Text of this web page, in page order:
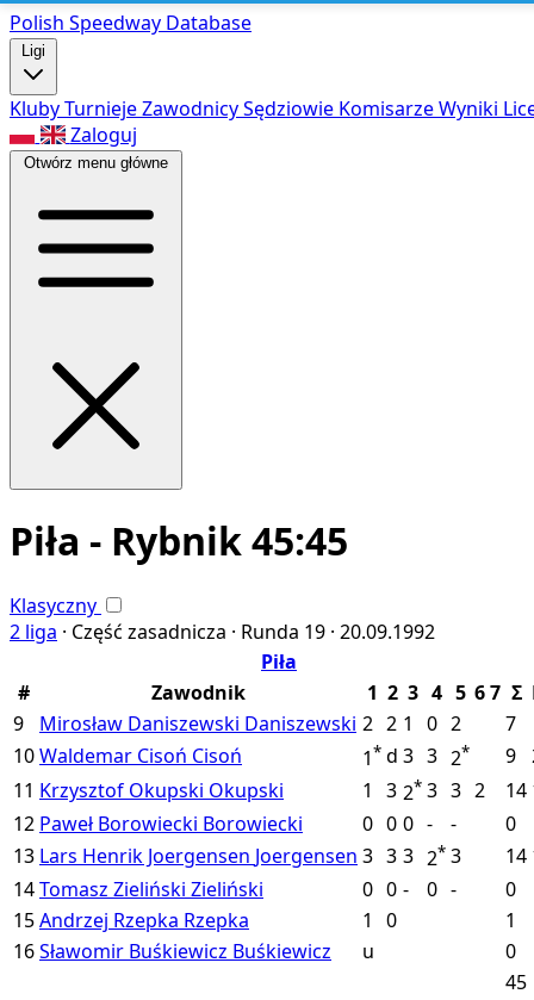
Polish Speedway Database
Ligi
KlubyTurniejeZawodnicySędziowie KomisarzeWyniki
Zaloguj
Otwórz menu główne
Piła - Rybnik 45:45
Klasyczny
2 liga · Część zasadnicza · Runda 19 · 20.09.1992
Piła
#
Zawodnik 1 2 3 4 5 67 Σ
9
Mirosław Daniszewski Daniszewski 2 2 1 0 2
7
10Waldemar Cisoń Cisoń 1* d 3 3 2* 9
11 Krzysztof Okupski Okupski 1 3 2* 3 3 2 14
12 Paweł Borowiecki Borowiecki 0 0 0 - -
0
13 Lars Henrik Joergensen Joergensen 3 3 3 2* 3 14
14Tomasz Zieliński Zieliński 0 0 - 0 -
0
15Andrzej Rzepka Rzepka 1 0
1
16Sławomir Buśkiewicz Buśkiewicz u
0
45